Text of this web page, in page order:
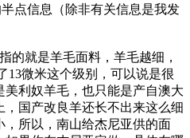
点信息（除非有关信息是我发
就是羊毛面料，羊毛越细，
13微米这个级别，可以说是很
利奴羊毛，也只能是产自澳大
国产改良羊还长不出来这么细
所以，南山给杰尼亚供的面